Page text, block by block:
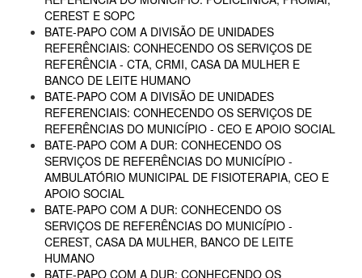
CEREST E SOPC
BATE-PAPO COM A DIVISÃO DE UNIDADES
REFERÊNCIAIS: CONHECENDO OS SERVIÇOS DE
REFERÊNCIA - CTA, CRMI, CASA DA MULHER E
BANCO DE LEITE HUMANO
BATE-PAPO COM A DIVISÃO DE UNIDADES
REFERENCIAIS: CONHECENDO OS SERVIÇOS DE
REFERÊNCIAS DO MUNICÍPIO - CEO E APOIO SOCIAL
BATE-PAPO COM A DUR: CONHECENDO OS
SERVIÇOS DE REFERÊNCIAS DO MUNICÍPIO -
AMBULATÓRIO MUNICIPAL DE FISIOTERAPIA, CEO E
APOIO SOCIAL
BATE-PAPO COM A DUR: CONHECENDO OS
SERVIÇOS DE REFERÊNCIAS DO MUNICÍPIO -
CEREST, CASA DA MULHER, BANCO DE LEITE
HUMANO
BATE-PAPO COM A DUR: CONHECENDO OS